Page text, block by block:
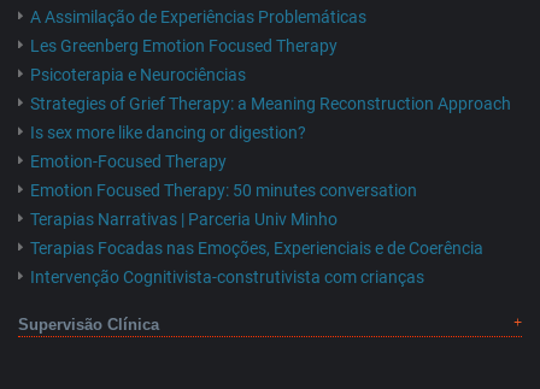
A Assimilação de Experiências Problemáticas
Les Greenberg Emotion Focused Therapy
Psicoterapia e Neurociências
Strategies of Grief Therapy: a Meaning Reconstruction Approach
Is sex more like dancing or digestion?
Emotion-Focused Therapy
Emotion Focused Therapy: 50 minutes conversation
Terapias Narrativas | Parceria Univ Minho
Terapias Focadas nas Emoções, Experienciais e de Coerência
Intervenção Cognitivista-construtivista com crianças
Supervisão Clínica